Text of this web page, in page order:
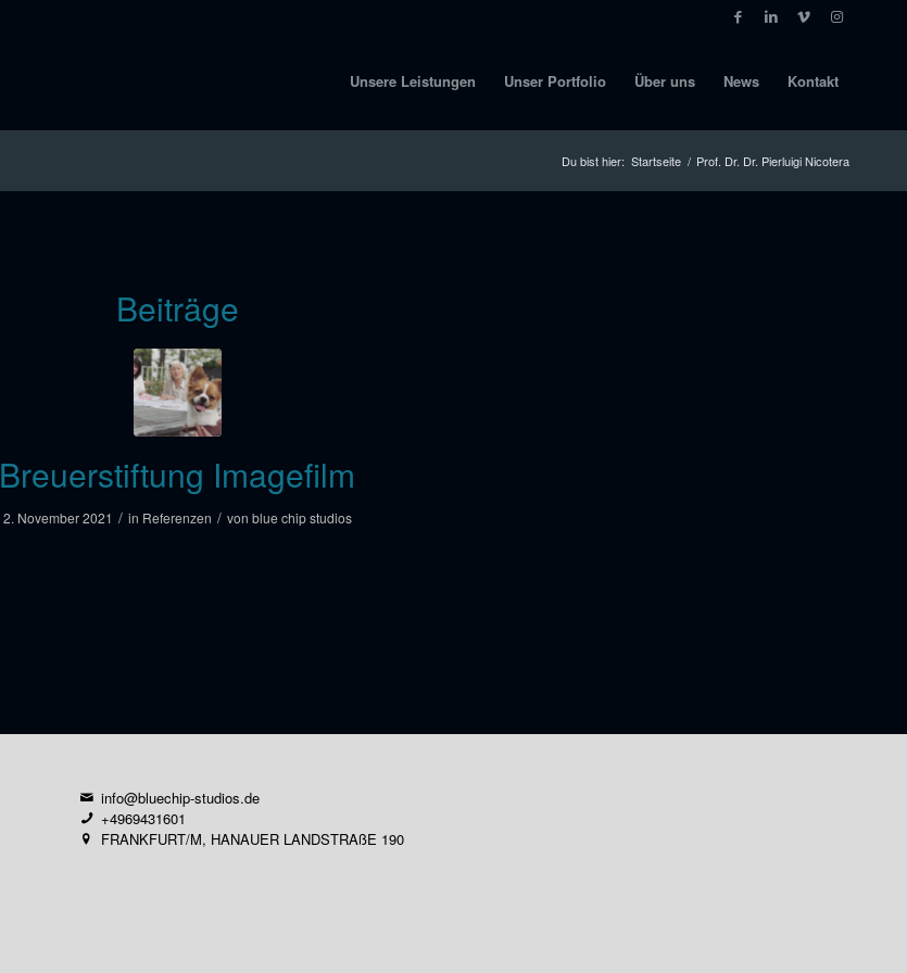
Unsere Leistungen Unser Portfolio Über uns News Kontakt
Du bist hier: Startseite / Prof. Dr. Dr. Pierluigi Nicotera
Beiträge
Breuerstiftung Imagefilm
2. November 2021 / in Referenzen / von blue chip studios
info@bluechip-studios.de
+4969431601
FRANKFURT/M, HANAUER LANDSTRAßE 190